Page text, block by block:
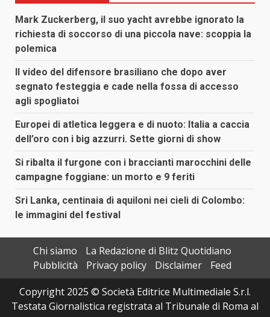
Mark Zuckerberg, il suo yacht avrebbe ignorato la
richiesta di soccorso di una piccola nave: scoppia la
polemica
Il video del difensore brasiliano che dopo aver
segnato festeggia e cade nella fossa di accesso
agli spogliatoi
Europei di atletica leggera e di nuoto: Italia a caccia
dell’oro con i big azzurri. Sette giorni di show
Si ribalta il furgone con i braccianti marocchini delle
campagne foggiane: un morto e 9 feriti
Sri Lanka, centinaia di aquiloni nei cieli di Colombo:
le immagini del festival
Chi siamo
La Redazione di Blitz Quotidiano
Pubblicità
Privacy policy Disclaimer
Feed
Copyright 2025 © Società Editrice Multimediale S.r.l.
Testata Giornalistica registrata al Tribunale di Roma al